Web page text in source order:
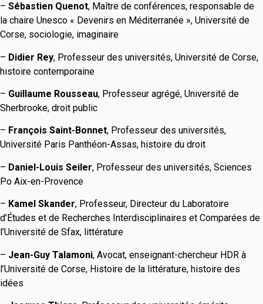
– Sébastien Quenot, Maître de conférences, responsable de
la chaire Unesco « Devenirs en Méditerranée », Université de
Corse, sociologie, imaginaire
– Didier Rey, Professeur des universités, Université de Corse,
histoire contemporaine
– Guillaume Rousseau, Professeur agrégé, Université de
Sherbrooke, droit public
– François Saint-Bonnet, Professeur des universités,
Université Paris Panthéon-Assas, histoire du droit
– Daniel-Louis Seiler, Professeur des universités, Sciences
Po Aix-en-Provence
– Kamel Skander, Professeur, Directeur du Laboratoire
d’Études et de Recherches Interdisciplinaires et Comparées de
l’Université de Sfax, littérature
– Jean-Guy Talamoni, Avocat, enseignant-chercheur HDR à
l’Université de Corse, Histoire de la littérature, histoire des
idées